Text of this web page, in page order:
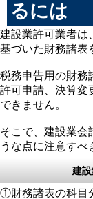
るには
建設業許可業者は
基づいた財務諸表
税務申告用の財務
許可申請、決算変
できません。
そこで、建設業会
うな点に注意すべ
建
①財務諸表の科目